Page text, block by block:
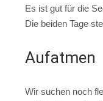
Es ist gut für die
Die beiden Tage
Aufatmen
Wir suchen noch